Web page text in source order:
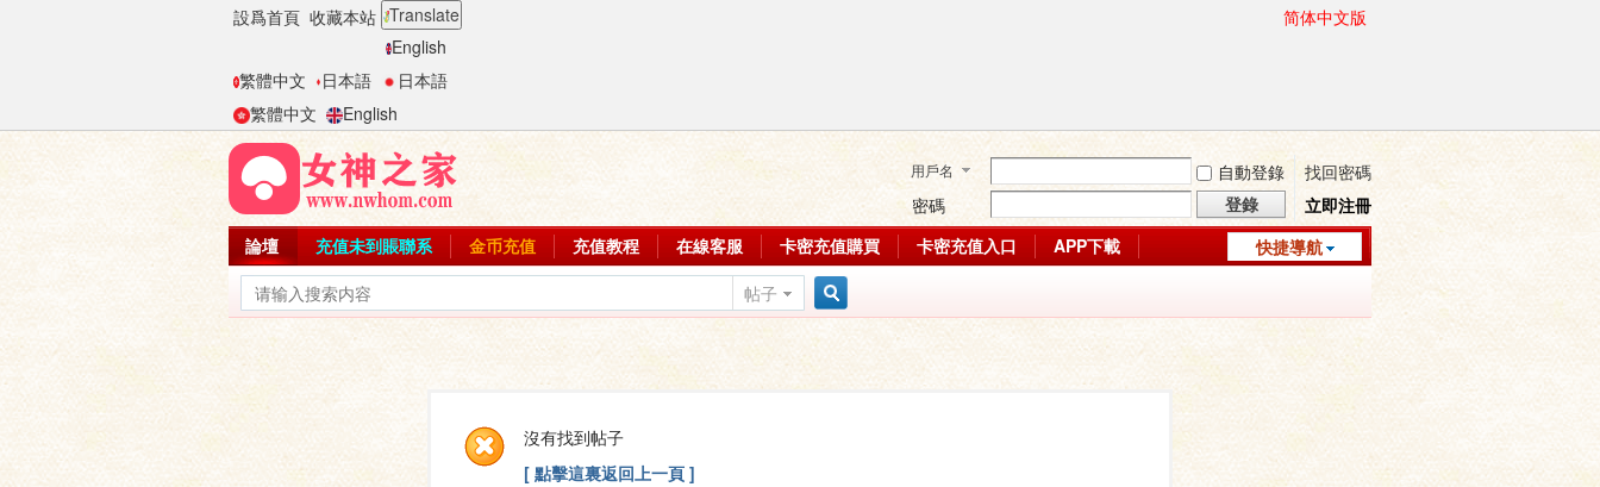
設爲首頁 收藏本站 Translate
English
繁體中文
日本語
日本語
繁體中文
English
简体中文版
用戶名 自動登錄
找回密碼
密碼
登錄
立即注冊
快捷導航
論壇 充值未到賬聯系 金币充值 充值教程 在線客服 卡密充值購買 卡密充值入口
APP下載
帖子
沒有找到帖子
[ 點擊這裏返回上一頁 ]